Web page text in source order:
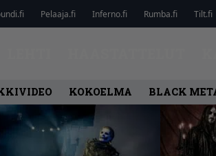
Pelaaja.fi Inferno.fi Rumba.fi Tilt.fi
KOKOELMA BLACK